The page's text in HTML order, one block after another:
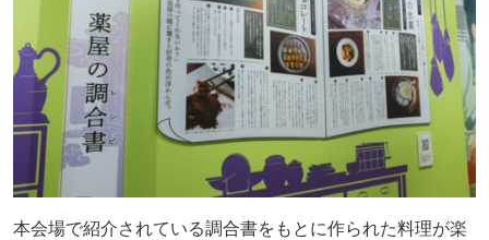
本会場で紹介されている調合書をもとに作られた料理が楽